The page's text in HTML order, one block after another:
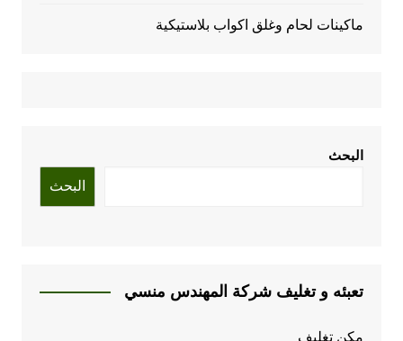
ماكينات لحام وغلق اكواب بلاستيكية
البحث
البحث
تعبئه و تغليف شركة المهندس منسي
مكن تغليف